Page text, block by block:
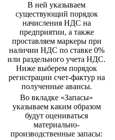
В ней указываем
существующий порядок
начисления НДС на
предприятии, а также
проставляем маркеры при
наличии НДС по ставке 0%
или раздельного учета НДС.
Ниже выберем порядок
регистрации счет-фактур на
полученные авансы.
Во вкладке «Запасы»
указываем каким образом
будут оцениваться
материально-
производственные запасы: